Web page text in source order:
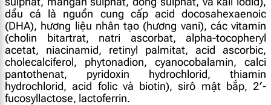
dầu cá là nguồn cung cấp acid docosahexaenoic
(DHA), hương liệu nhân tạo (hương vani), các vitamin
(cholin bitartrat, natri ascorbat, alpha-tocopheryl
acetat, niacinamid, retinyl palmitat, acid ascorbic,
cholecalciferol, phytonadion, cyanocobalamin, calci
pantothenat, pyridoxin hydrochlorid, thiamin
hydrochlorid, acid folic và biotin), sirô mật bắp, 2′-
fucosyllactose, lactoferrin.